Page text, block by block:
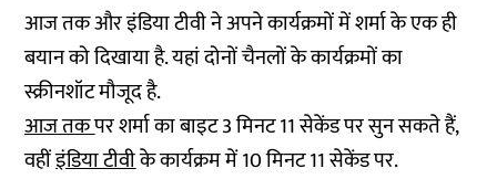
आज तक और इंडिया टीवी ने अपने कार्यक्रमों में शर्मा के एक ही
बयान को दिखाया है. यहां दोनों चैनलों के कार्यक्रमों का
स्क्रीनशॉट मौजूद है.
आज तकपर शर्मा का बाइट 3 मिनट 11 सेकेंड पर सुन सकते हैं,
वहींइंडिया टीवीके कार्यक्रम में 10 मिनट 11 सेकेंड पर.